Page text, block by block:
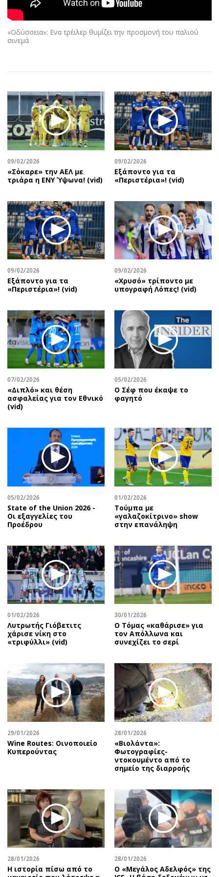
Αθλητισμός
Κύπρος
Ελλάδα
Οικονομία
Real Estate
Επιχειρήσεις
Αγορές
Money Review
AstroBank Properties
Trends
Ναυτιλία
Περιβάλλον
Ελλάδα
Κόσμος
Πολιτισμός
Σινεμά
Μουσική
Εικαστικά
Βιβλίο
Χειρόγραφα
Geek
Νέα
Κινητά-tablets
Πολιτική
Οικονομία
Γενικά
Αναδρομές
Πρόσωπα
Περιβάλλον
Good Life
Showbiz
Ταξίδια
Συνταγές
Έξοδος
Εκπομπές
Wine routes
Uncut
Προσφορές
Προσωπικότητες στην ''Κ''
Επιστολές
«Οδύσσεια»: Ενα τρέιλερ θυμίζει την προσμονή του παλιού
σινεμά
09/02/2026
«Σόκαρε» την ΑΕΛ με
τριάρα η ΕΝΥ Ύψωνα! (vid)
09/02/2026
Εξάποντο για τα
«Περιστέρια»! (vid)
09/02/2026
Εξάποντο για τα
«Περιστέρια»! (vid)
09/02/2026
«Χρυσό» τρίποντο με
υπογραφή Λόπες! (vid)
07/02/2026
«Διπλό» και θέση
ασφαλείας για τον Εθνικό
(vid)
05/02/2026
Ο Σέφ που έκαψε το
φαγητό
05/02/2026
State of the Union 2026 -
Οι εξαγγελίες του
Προέδρου
01/02/2026
Τούμπα με
«γαλαζοκίτρινο» show
στην επανάληψη
01/02/2026
Λυτρωτής Γιόβετιτς
χάρισε νίκη στο
«τριφύλλι» (vid)
30/01/2026
Ο Τόμας «καθάρισε» για
τον Απόλλωνα και
συνεχίζει το σερί
29/01/2026
Wine Routes: Οινοποιείο
Κυπερούντας
28/01/2026
«Βιολάντα»:
Φωτογραφίες-
ντοκουμέντο από το
σημείο της διαρροής
28/01/2026
Η ιστορία πίσω από το
28/01/2026
Ο «Μεγάλος Αδελφός» της